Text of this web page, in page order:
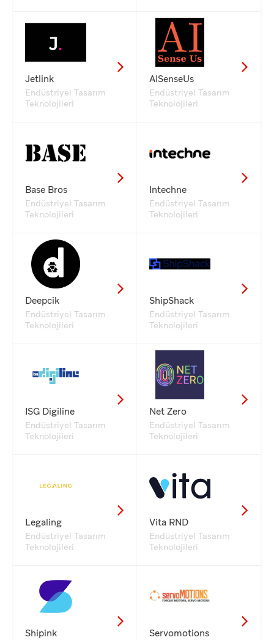
Jetlink
Endüstriyel Tasarım
Teknolojileri
AISenseUs
Endüstriyel Tasarım
Teknolojileri
Base Bros
Endüstriyel Tasarım
Teknolojileri
Intechne
Endüstriyel Tasarım
Teknolojileri
Deepcik
Endüstriyel Tasarım
Teknolojileri
ShipShack
Endüstriyel Tasarım
Teknolojileri
ISG Digiline
Endüstriyel Tasarım
Teknolojileri
Net Zero
Endüstriyel Tasarım
Teknolojileri
Legaling
Endüstriyel Tasarım
Teknolojileri
Vita RND
Endüstriyel Tasarım
Teknolojileri
Shipink Servomotions